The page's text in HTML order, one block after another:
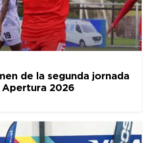
de la segunda jornada
2026